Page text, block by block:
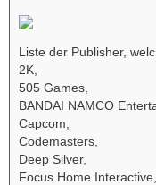
Liste der Publisher,
2K,
505 Games,
BANDAI NAMCO
Capcom,
Codemasters,
Deep Silver,
Focus Home Interactive,